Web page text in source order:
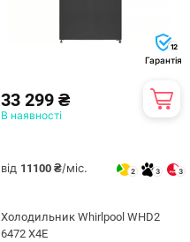
12
Гарантія
33 299 ₴
В наявності
від 11100 ₴/міс. 2 3 3
Холодильник Whirlpool WHD2
6472 X4E